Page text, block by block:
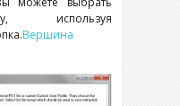
используя
Вершина